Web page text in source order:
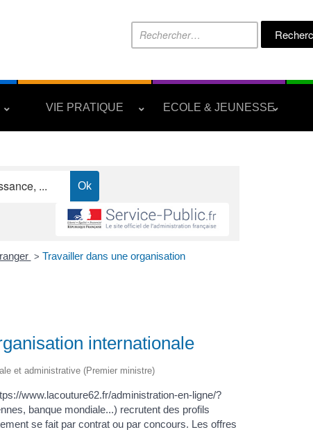
Rechercher :
VIE PRATIQUE ECOLE & JEUNESSE
> Travailler dans une organisation
internationale
et administrative (Premier ministre)
www.lacouture62.fr/administration-en-ligne/?
banque mondiale...) recrutent des profils
se fait par contrat ou par concours. Les offres